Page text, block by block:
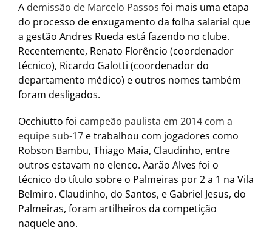
A demissão de Marcelo Passos foi mais uma etapa
do processo de enxugamento da folha salarial que
a gestão Andres Rueda está fazendo no clube.
Recentemente, Renato Florêncio (coordenador
técnico), Ricardo Galotti (coordenador do
departamento médico) e outros nomes também
foram desligados.
Occhiutto foi campeão paulista em 2014 com a
equipe sub-17 e trabalhou com jogadores como
Robson Bambu, Thiago Maia, Claudinho, entre
outros estavam no elenco. Aarão Alves foi o
técnico do título sobre o Palmeiras por 2 a 1 na Vila
Belmiro. Claudinho, do Santos, e Gabriel Jesus, do
Palmeiras, foram artilheiros da competição
naquele ano.